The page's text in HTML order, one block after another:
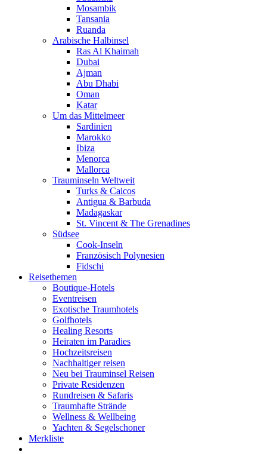
Mosambik
Tansania
Ruanda
Arabische Halbinsel
Ras Al Khaimah
Dubai
Ajman
Abu Dhabi
Oman
Katar
Um das Mittelmeer
Sardinien
Marokko
Ibiza
Menorca
Mallorca
Trauminseln Weltweit
Turks & Caicos
Antigua & Barbuda
Madagaskar
St. Vincent & The Grenadines
Südsee
Cook-Inseln
Französisch Polynesien
Fidschi
Reisethemen
Boutique-Hotels
Eventreisen
Exotische Traumhotels
Golfhotels
Healing Resorts
Heiraten im Paradies
Hochzeitsreisen
Nachhaltiger reisen
Neu bei Trauminsel Reisen
Private Residenzen
Rundreisen & Safaris
Traumhafte Strände
Wellness & Wellbeing
Yachten & Segelschoner
Merkliste